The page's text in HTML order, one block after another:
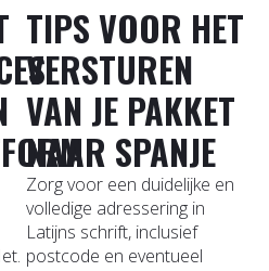
TIPS VOOR HET
VERSTUREN
VAN JE PAKKET
NAAR SPANJE
Zorg voor een duidelijke en
volledige adressering in
Latijns schrift, inclusief
postcode en eventueel